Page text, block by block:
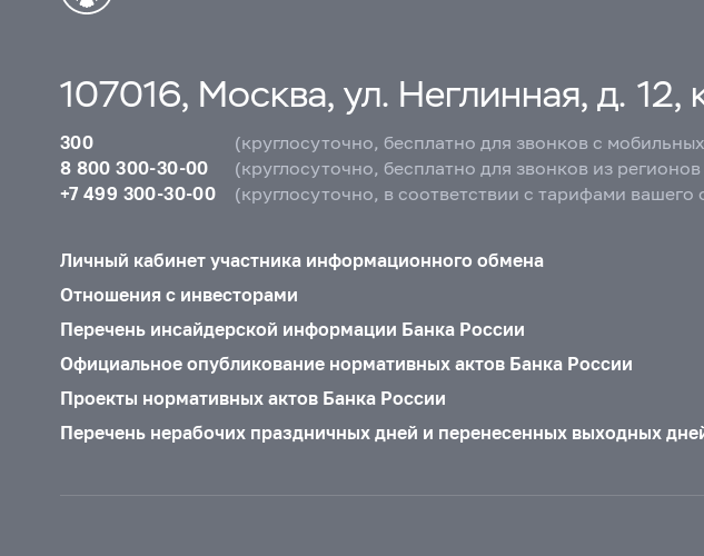
107016, Москва, ул. Неглинная, д. 12,
300
(круглосуточно, бесплатно для звонков с
8 800 300-30-00
(круглосуточно, бесплатно для звонков из
+7 499 300-30-00
(круглосуточно, в соответствии с тарифами вашего
Личный кабинет участника информационного обмена
Отношения с инвесторами
Перечень инсайдерской информации Банка России
Официальное опубликование нормативных актов Банка России
Проекты нормативных актов Банка России
Перечень нерабочих праздничных дней и перенесенных выходных